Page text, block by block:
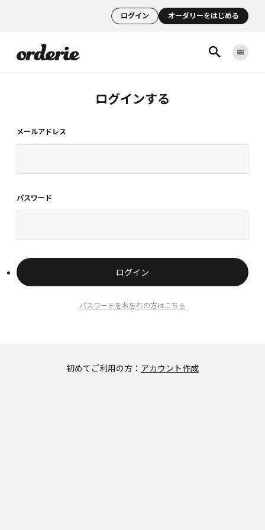
ログイン オーダリーをはじめる
ログインする
メールアドレス
パスワード
ログイン
パスワードをお忘れの方はこちら
初めてご利用の方： アカウント作成